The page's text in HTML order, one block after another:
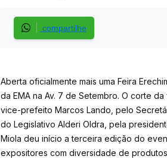
compartilhe
Aberta oficialmente mais uma Feira
da EMA na Av. 7 de Setembro. O corte
vice-prefeito Marcos Lando, pelo
do Legislativo Alderi Oldra, pela
Miola deu início a terceira edição do
expositores com diversidade de